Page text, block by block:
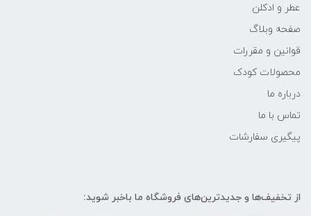
عطر و ادکلن
صفحه وبلاگ
قوانین و مقررات
محصولات کودک
درباره ما
تماس با ما
پیگیری سفارشات
از تخفیف‌ها و جدیدترین‌های فروشگاه ما باخبر شوید: